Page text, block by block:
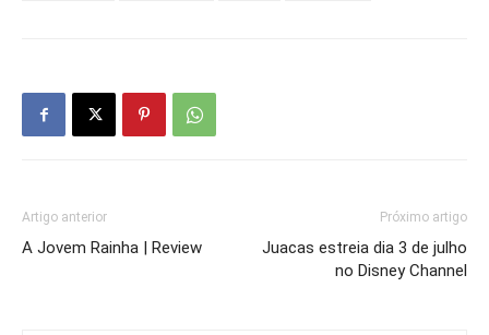
Artigo anterior
A Jovem Rainha | Review
Próximo artigo
Juacas estreia dia 3 de julho
no Disney Channel